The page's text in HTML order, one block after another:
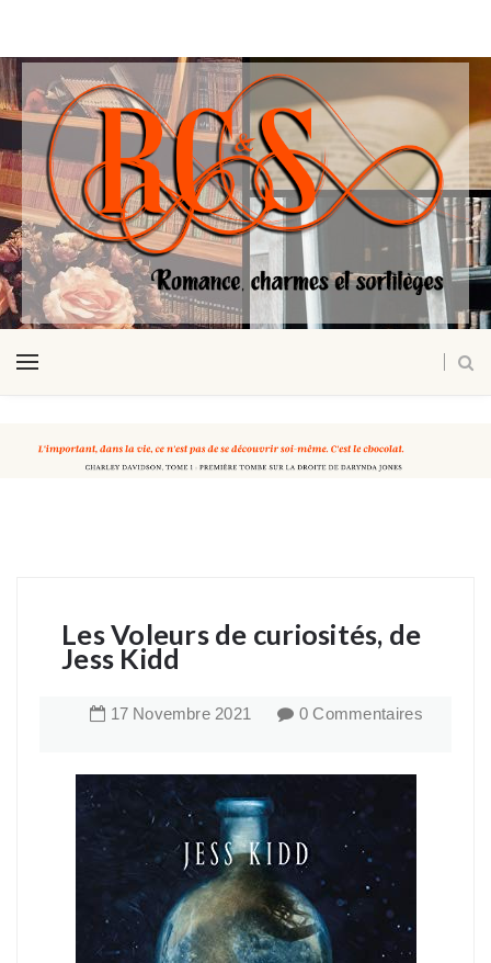
Les Voleurs de curiosités, de
Jess Kidd
17 Novembre 2021 0 Commentaires